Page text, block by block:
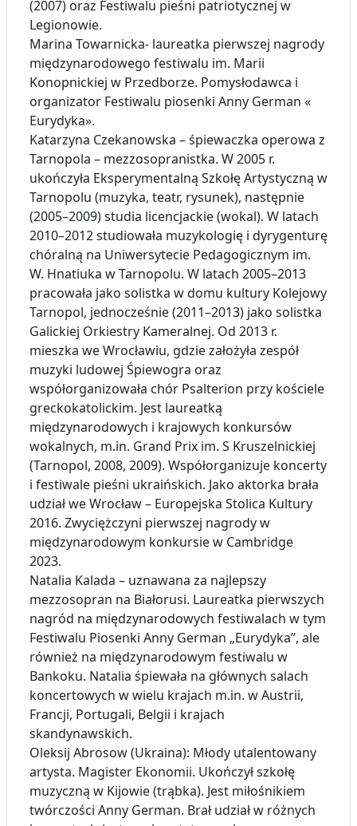
(2007) oraz Festiwalu pieśni patriotycznej w
Legionowie.
Marina Towarnicka- laureatka pierwszej nagrody
międzynarodowego festiwalu im. Marii
Konopnickiej w Przedborze. Pomysłodawca i
organizator Festiwalu piosenki Anny German «
Eurydyka».
Katarzyna Czekanowska – śpiewaczka operowa z
Tarnopola – mezzosopranistka. W 2005 r.
ukończyła Eksperymentalną Szkołę Artystyczną w
Tarnopolu (muzyka, teatr, rysunek), następnie
(2005–2009) studia licencjackie (wokal). W latach
2010–2012 studiowała muzykologię i dyrygenturę
chóralną na Uniwersytecie Pedagogicznym im.
W. Hnatiuka w Tarnopolu. W latach 2005–2013
pracowała jako solistka w domu kultury Kolejowy
Tarnopol, jednocześnie (2011–2013) jako solistka
Galickiej Orkiestry Kameralnej. Od 2013 r.
mieszka we Wrocławiu, gdzie założyła zespół
muzyki ludowej Śpiewogra oraz
współorganizowała chór Psalterion przy kościele
greckokatolickim. Jest laureatką
międzynarodowych i krajowych konkursów
wokalnych, m.in. Grand Prix im. S Kruszelnickiej
(Tarnopol, 2008, 2009). Współorganizuje koncerty
i festiwale pieśni ukraińskich. Jako aktorka brała
udział we Wrocław – Europejska Stolica Kultury
2016. Zwyciężczyni pierwszej nagrody w
międzynarodowym konkursie w Cambridge
2023.
Natalia Kalada – uznawana za najlepszy
mezzosopran na Białorusi. Laureatka pierwszych
nagród na międzynarodowych festiwalach w tym
Festiwalu Piosenki Anny German „Eurydyka”, ale
również na międzynarodowym festiwalu w
Bankoku. Natalia śpiewała na głównych salach
koncertowych w wielu krajach m.in. w Austrii,
Francji, Portugali, Belgii i krajach
skandynawskich.
Oleksij Abrosow (Ukraina): Młody utalentowany
artysta. Magister Ekonomii. Ukończył szkołę
muzyczną w Kijowie (trąbka). Jest miłośnikiem
twórczości Anny German. Brał udział w różnych